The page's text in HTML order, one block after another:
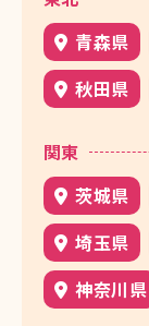
青森県
秋田県
関東
茨城県
埼玉県
神奈川県